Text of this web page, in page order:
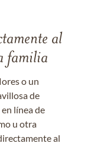
al
familia
o un
de
línea de
u otra
al